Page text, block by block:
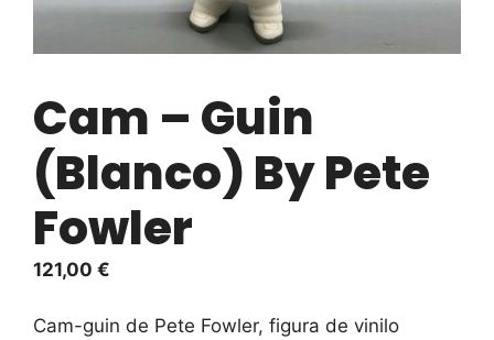
Cam – Guin
(Blanco) By Pete
Fowler
121,00 €
Cam-guin de Pete Fowler, figura de vinilo